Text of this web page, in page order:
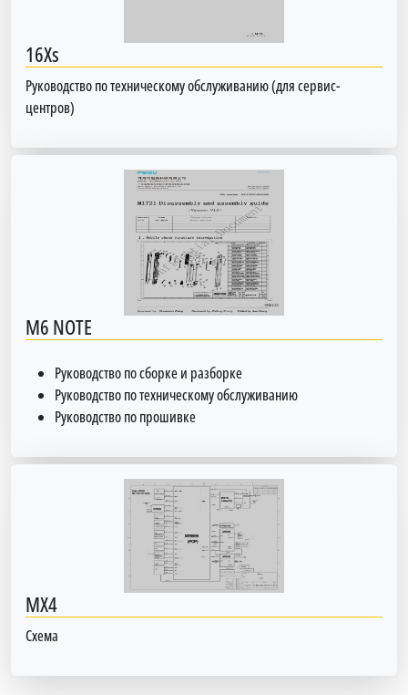
16Xs
Руководство по техническому обслуживанию (для сервис-
центров)
M6 NOTE
Руководство по сборке и разборке
Руководство по техническому обслуживанию
Руководство по прошивке
MX4
Схема